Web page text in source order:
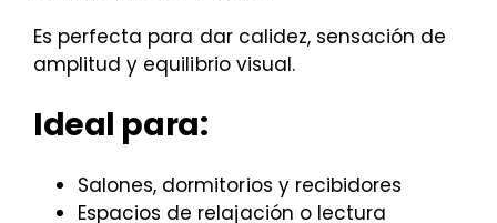
Es perfecta para dar calidez, sensación de
amplitud y equilibrio visual.
Ideal para:
Salones, dormitorios y recibidores
Espacios de relajación o lectura